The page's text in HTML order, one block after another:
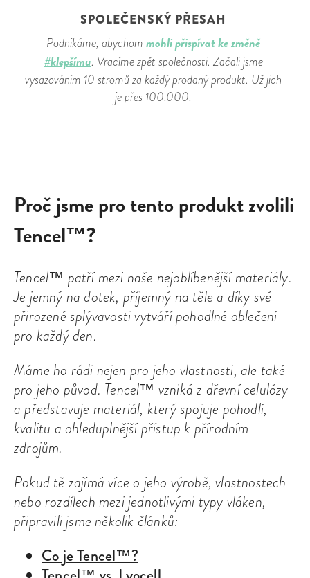
SPOLEČENSKÝ PŘESAH
Podnikáme, abychom mohli přispívat ke změně
#klepšímu. Vracíme zpět společnosti. Začali jsme
vysazováním 10 stromů za každý prodaný produkt. Už jich
je přes 100.000.
Proč jsme pro tento produkt zvolili
Tencel™?
Tencel™ patří mezi naše nejoblíbenější materiály.
Je jemný na dotek, příjemný na těle a díky své
přirozené splývavosti vytváří pohodlné oblečení
pro každý den.
Máme ho rádi nejen pro jeho vlastnosti, ale také
pro jeho původ. Tencel™ vzniká z dřevní celulózy
a představuje materiál, který spojuje pohodlí,
kvalitu a ohleduplnější přístup k přírodním
zdrojům.
Pokud tě zajímá více o jeho výrobě, vlastnostech
nebo rozdílech mezi jednotlivými typy vláken,
připravili jsme několik článků:
Co je Tencel™?